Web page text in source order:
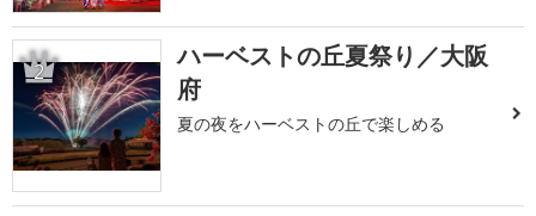
2
ハーベストの丘夏祭り／大阪
府
夏の夜をハーベストの丘で楽しめる